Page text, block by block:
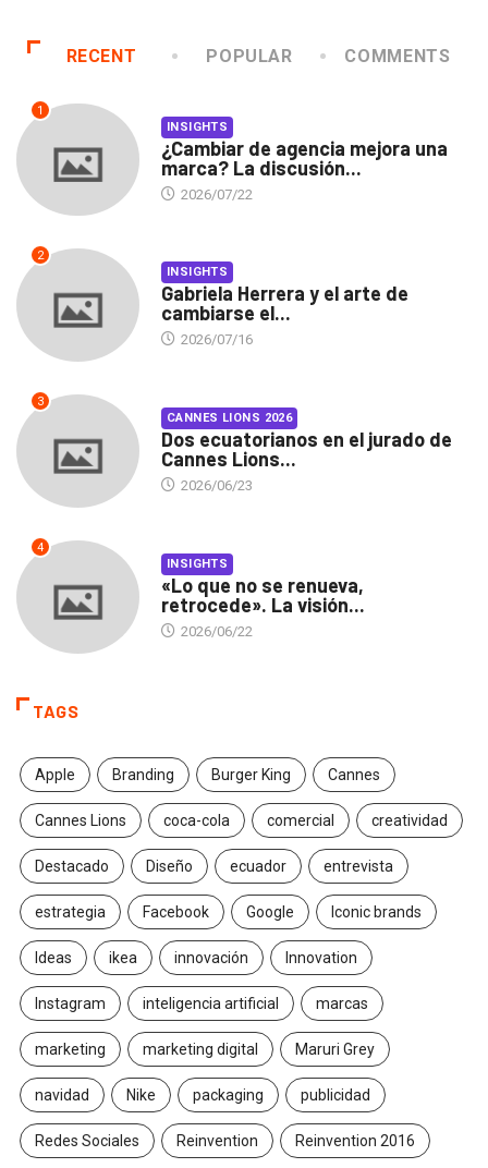
RECENT POPULAR COMMENTS
1
INSIGHTS
¿Cambiar de agencia mejora una
marca? La discusión...
2026/07/22
2
INSIGHTS
Gabriela Herrera y el arte de
cambiarse el...
2026/07/16
3
CANNES LIONS 2026
Dos ecuatorianos en el jurado de
Cannes Lions...
2026/06/23
4
INSIGHTS
«Lo que no se renueva,
retrocede». La visión...
2026/06/22
TAGS
Apple Branding Burger King Cannes
Cannes Lions coca-cola comercial creatividad
Destacado Diseño ecuador entrevista
estrategia Facebook Google Iconic brands
Ideas ikea innovación Innovation
Instagram inteligencia artificial marcas
marketing marketing digital Maruri Grey
navidad Nike packaging publicidad
Redes Sociales Reinvention Reinvention 2016